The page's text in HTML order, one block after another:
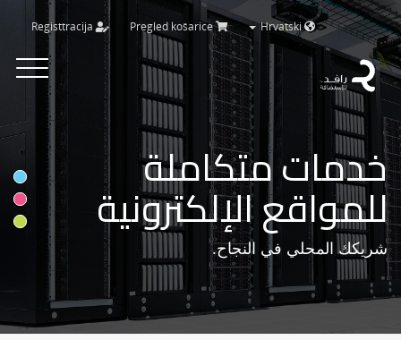
Hrvatski
Pregled košarice
Registtracija
Toggle
خدمات متكاملة
للمواقع الإلكترونية
شريكك المحلي في النجاح.